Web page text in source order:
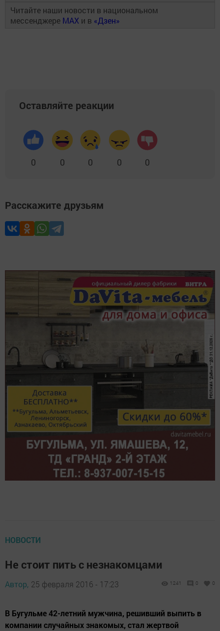
Читайте наши новости в национальном
мессенджере MAX и в «Дзен»
Оставляйте реакции
0 0 0 0 0
Расскажите друзьям
НОВОСТИ
Не стоит пить с незнакомцами
Автор, 25 февраля 2016 - 17:23 1241 0 0
В Бугульме 42-летний мужчина, решивший выпить в
компании случайных знакомых, стал жертвой